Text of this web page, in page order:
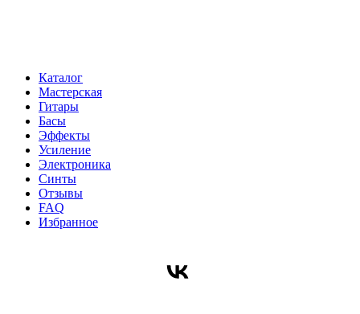
Каталог
Мастерская
Гитары
Басы
Эффекты
Усиление
Электроника
Синты
Отзывы
FAQ
Избранное